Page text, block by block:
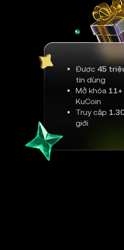
Được 45
tin dùng
Mở khóa 11+
KuCoin
Truy cập
giới